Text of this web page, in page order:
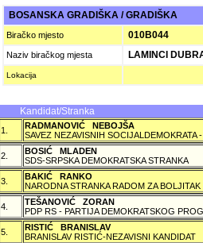
BOSANSKA GRADIŠKA / GRADIŠKA
Biračko mjesto 010B044
Naziv biračkog mjesta LAMINCI
Lokacija
Kandidat/Stranka
1.
RADMANOVIĆ NEBOJŠA
SAVEZ NEZAVISNIH SOCIJALDEMOKRATA
2.
BOSIĆ MLADEN
SDS-SRPSKA DEMOKRATSKA STRANKA
3.
BAKIĆ RANKO
NARODNA STRANKA RADOM ZA BOLJITAK
4.
TEŠANOVIĆ ZORAN
PDP RS - PARTIJA DEMOKRATSKOG
5.
RISTIĆ BRANISLAV
BRANISLAV RISTIĆ-NEZAVISNI KANDIDAT